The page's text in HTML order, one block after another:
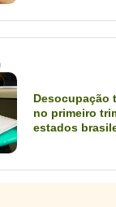
Desocupação
no primeiro
estados